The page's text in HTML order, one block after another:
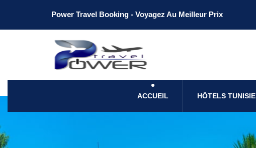
Power Travel Booking - Voyagez Au Meilleur Prix
ACCUEIL HÔTELS TUNISIE